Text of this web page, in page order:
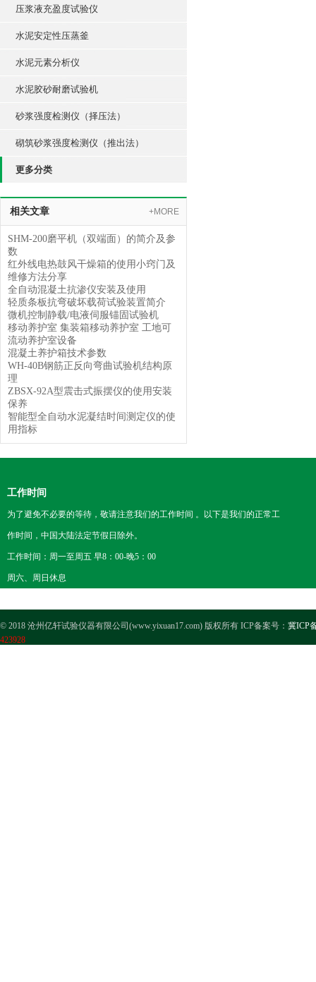
压浆液充盈度试验仪
水泥安定性压蒸釜
水泥元素分析仪
水泥胶砂耐磨试验机
砂浆强度检测仪（择压法）
砌筑砂浆强度检测仪（推出法）
更多分类
相关文章 +MORE
SHM-200磨平机（双端面）的简介及参
数
红外线电热鼓风干燥箱的使用小窍门及
维修方法分享
全自动混凝土抗渗仪安装及使用
轻质条板抗弯破坏载荷试验装置简介
微机控制静载/电液伺服锚固试验机
移动养护室 集装箱移动养护室 工地可
流动养护室设备
混凝土养护箱技术参数
WH-40B钢筋正反向弯曲试验机结构原
理
ZBSX-92A型震击式振摆仪的使用安装
保养
智能型全自动水泥凝结时间测定仪的使
用指标
工作时间
为了避免不必要的等待，敬请注意我们的工作时间 。以下是我们的正常工
作时间，中国大陆法定节假日除外。
工作时间：周一至周五 早8：00-晚5：00
周六、周日休息
© 2018 沧州亿轩试验仪器有限公司(www.yixuan17.com) 版权所有 ICP备案号： 冀ICP
423928